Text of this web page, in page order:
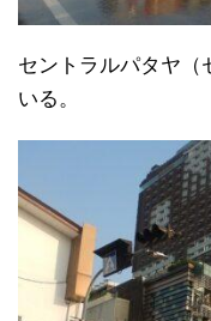
セントラルパタヤ（
いる。